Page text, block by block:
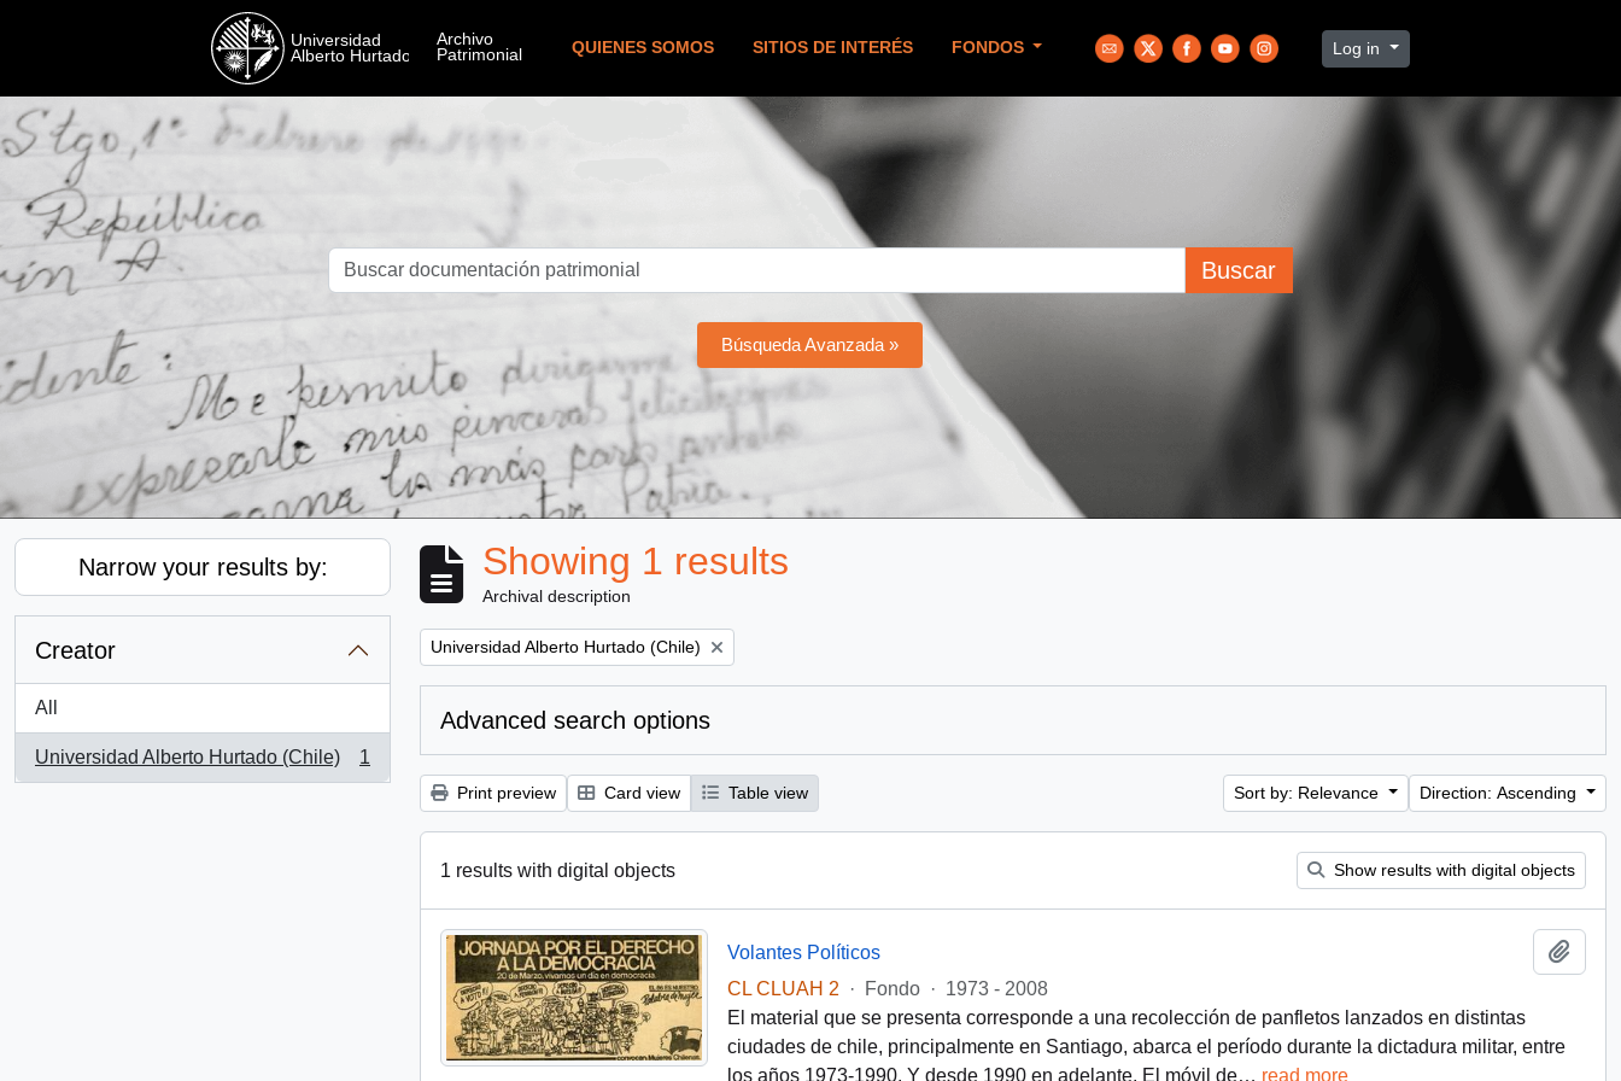
QUIENES SOMOS SITIOS DE INTERÉS FONDOS Log in
Buscar
Búsqueda Avanzada »
Narrow your results by:
Creator
All
Universidad Alberto Hurtado (Chile)
, 1 results
1
Showing 1 results
Archival description
Remove filter:
Universidad Alberto Hurtado (Chile)
Advanced search options
Print preview Card view Table view Sort by: Relevance Direction: Ascending
1 results with digital objects Show results with digital objects
Volantes Políticos
CL CLUAH 2
· Fondo · 1973 - 2008
El material que se presenta corresponde a una recolección de panfletos lanzados en distintas
ciudades de chile, principalmente en Santiago, abarca el período durante la dictadura militar, entre
los años 1973-1990. Y desde 1990 en adelante. El móvil de… read more